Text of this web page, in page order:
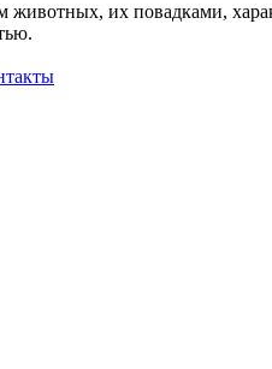
животных, их повадками,